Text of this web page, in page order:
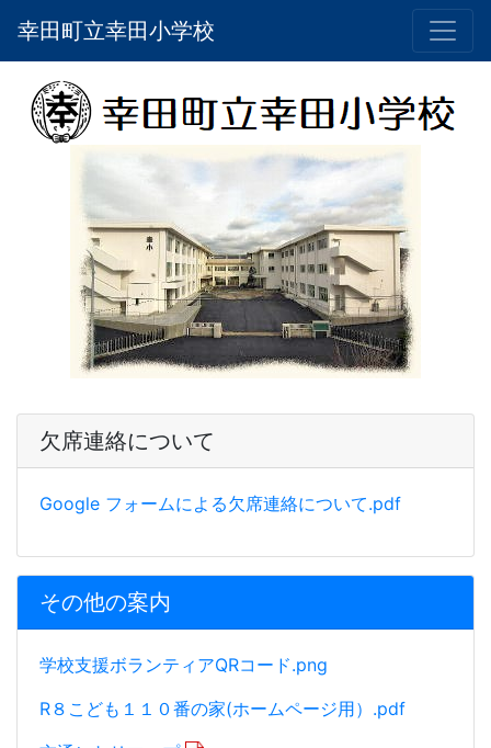
幸田町立幸田小学校
欠席連絡について
Google フォームによる欠席連絡について.pdf
その他の案内
学校支援ボランティアQRコード.png
R８こども１１０番の家(ホームページ用）.pdf